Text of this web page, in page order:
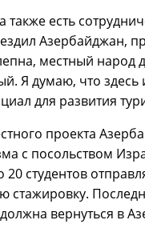
также есть
Азербайджан,
местный народ
Я думаю, что здесь
для развития
проекта
с посольством
студентов
стажировку.
вернуться в